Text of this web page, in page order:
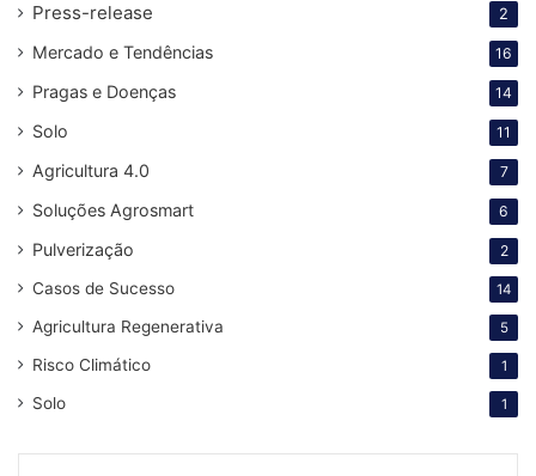
Press-release 2
Mercado e Tendências 16
Pragas e Doenças 14
Solo 11
Agricultura 4.0 7
Soluções Agrosmart 6
Pulverização 2
Casos de Sucesso 14
Agricultura Regenerativa 5
Risco Climático 1
Solo 1